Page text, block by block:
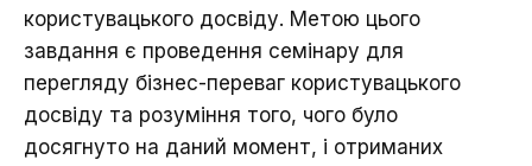
користувацького досвіду. Метою цього
завдання є проведення семінару для
перегляду бізнес-переваг користувацького
досвіду та розуміння того, чого було
досягнуто на даний момент, і отриманих